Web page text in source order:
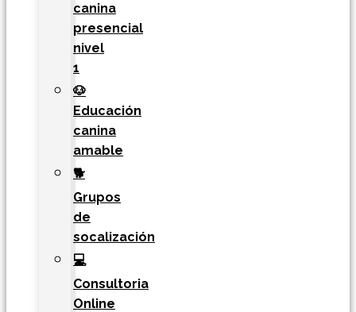
canina
presencial
nivel
1
🐶
Educación
canina
amable
🐕
Grupos
de
socalización
💻
Consultoria
Online